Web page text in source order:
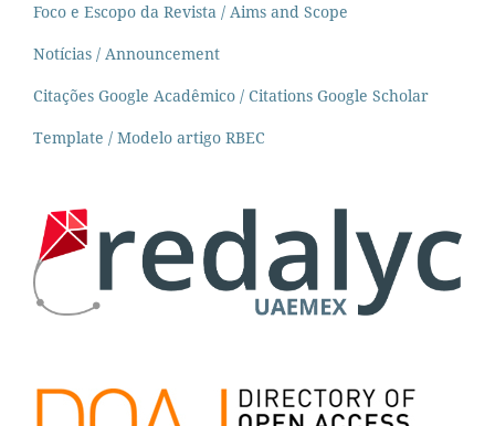
Foco e Escopo da Revista / Aims and Scope
Notícias / Announcement
Citações Google Acadêmico / Citations Google Scholar
Template / Modelo artigo RBEC